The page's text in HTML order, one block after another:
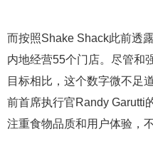
而按照Shake Shack此前透
内地经营55个门店。尽管和
目标相比，这个数字微不足
前首席执行官Randy Garutti
注重食物品质和用户体验，